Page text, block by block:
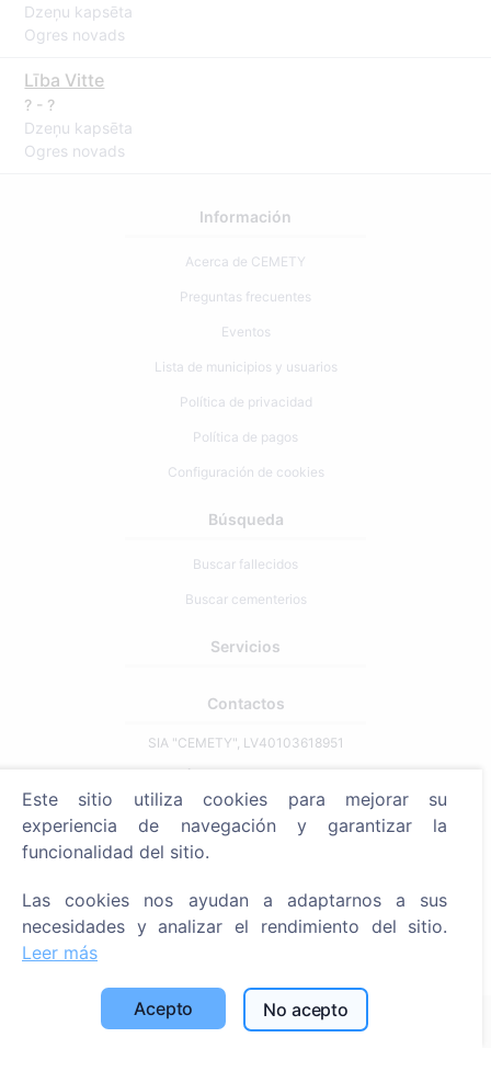
Dzeņu kapsēta
Ogres novads
Lība Vitte
? - ?
Dzeņu kapsēta
Ogres novads
Información
Acerca de CEMETY
Preguntas frecuentes
Eventos
Lista de municipios y usuarios
Política de privacidad
Política de pagos
Configuración de cookies
Búsqueda
Buscar fallecidos
Buscar cementerios
Servicios
Contactos
SIA "CEMETY", LV40103618951
info@cemety.lv
¡Operamos en todo el país!
© 2013 - 2026 Cemety Todos los derechos reservados
Política de privacidad y condiciones.
Este sitio utiliza cookies para mejorar su
experiencia de navegación y garantizar la
funcionalidad del sitio.
Las cookies nos ayudan a adaptarnos a sus
necesidades y analizar el rendimiento del sitio.
Leer más
Acepto No acepto